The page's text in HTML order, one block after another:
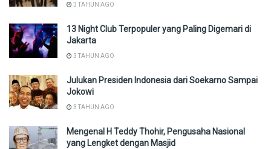
3 TAHUN AGO
13 Night Club Terpopuler yang Paling Digemari di
Jakarta
3 TAHUN AGO
Julukan Presiden Indonesia dari Soekarno Sampai
Jokowi
3 TAHUN AGO
Mengenal H Teddy Thohir, Pengusaha Nasional
yang Lengket dengan Masjid